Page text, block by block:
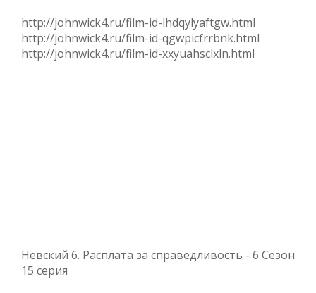
http://johnwick4.ru/film-id-lhdqylyaftgw.html
http://johnwick4.ru/film-id-qgwpicfrrbnk.html
http://johnwick4.ru/film-id-xxyuahsclxln.html
Невский 6. Расплата за справедливость - 6 Сезон
15 серия